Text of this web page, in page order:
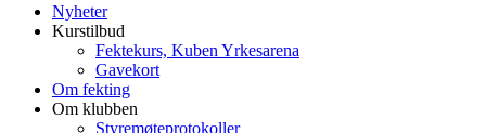
Nyheter
Kurstilbud
Fektekurs, Kuben Yrkesarena
Gavekort
Om fekting
Om klubben
Styremøteprotokoller